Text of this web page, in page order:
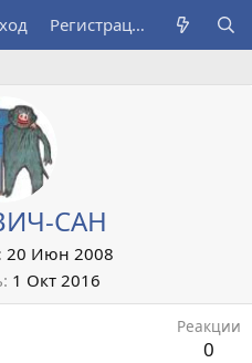
Регистрация
САН
20 Июн 2008
1 Окт 2016
Реакции
0